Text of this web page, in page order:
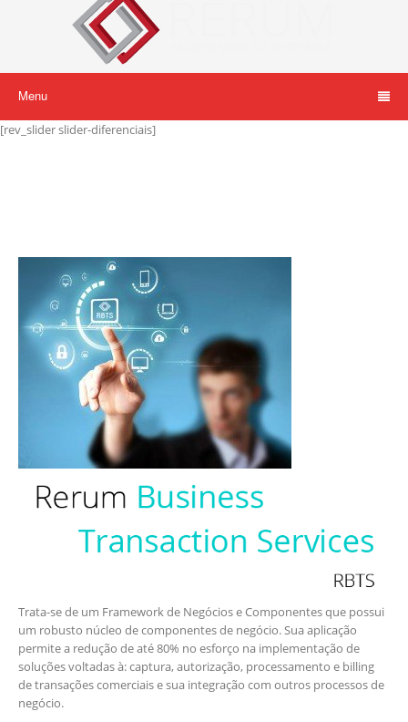
Menu
[rev_slider slider-diferenciais]
Trata-se de um Framework de Negócios e Componentes que possui
um robusto núcleo de componentes de negócio. Sua aplicação
permite a redução de até 80% no esforço na implementação de
soluções voltadas à: captura, autorização, processamento e billing
de transações comerciais e sua integração com outros processos de
negócio.